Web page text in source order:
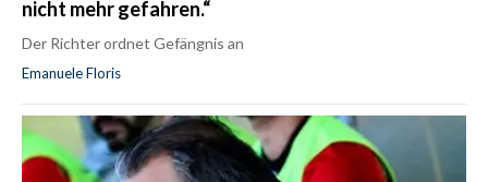
nicht mehr gefahren.“
Der Richter ordnet Gefängnis an
Emanuele Floris